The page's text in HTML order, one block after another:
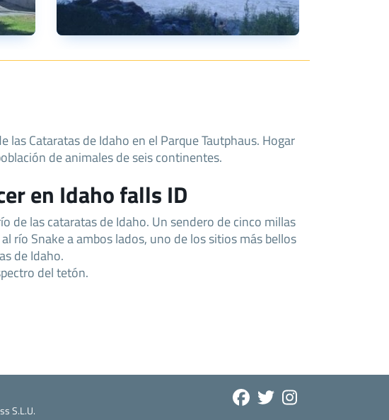
las Cataratas de Idaho en el Parque Tautphaus. Hogar
de animales de seis continentes.
en Idaho falls ID
de las cataratas de Idaho. Un sendero de cinco millas
río Snake a ambos lados, uno de los sitios más bellos
de Idaho.
del tetón.
S.L.U.